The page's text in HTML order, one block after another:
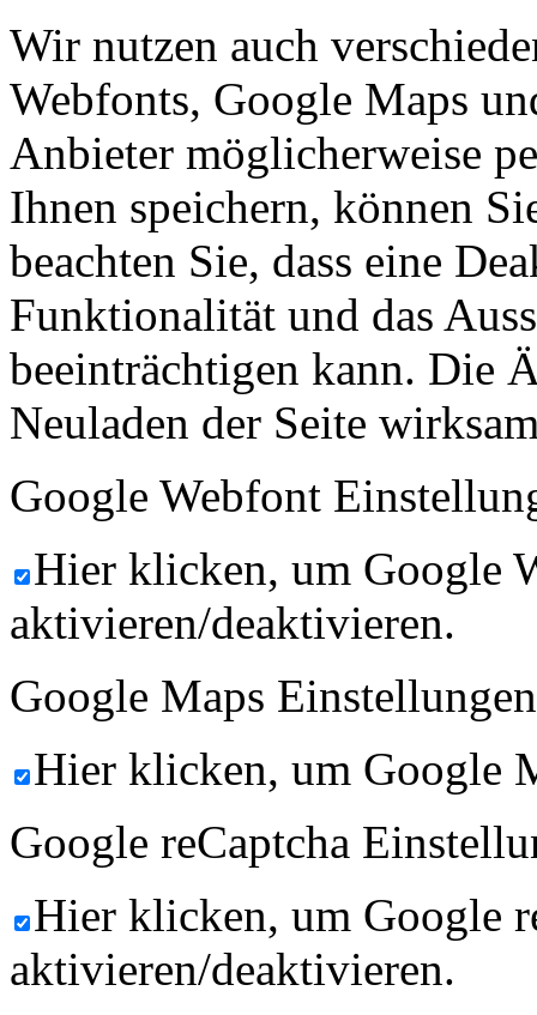
Wir nutzen auch
Webfonts, Google Maps
Anbieter möglicherweise
Ihnen speichern, können
beachten Sie, dass eine
Funktionalität und das
beeinträchtigen kann. Die
Neuladen der Seite
Google Webfont
Hier klicken, um Google
aktivieren/deaktivieren.
Google Maps
Hier klicken, um Google
Google reCaptcha
Hier klicken, um Google
aktivieren/deaktivieren.